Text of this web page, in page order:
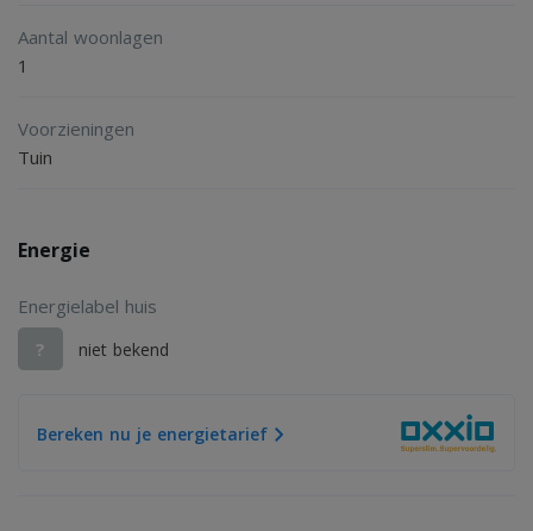
Aantal woonlagen
1
Voorzieningen
Tuin
Energie
Energielabel huis
?
niet bekend
Bereken nu je energietarief